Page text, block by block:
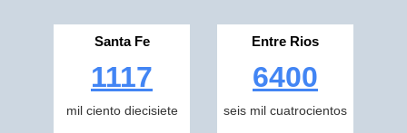
Santa Fe
1117
mil ciento diecisiete
Entre Rios
6400
seis mil cuatrocientos